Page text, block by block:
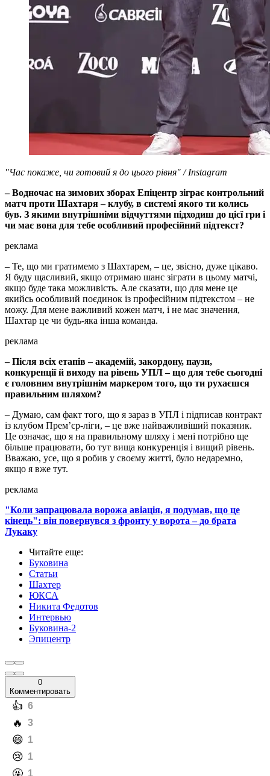
"Час покаже, чи готовий я до цього рівня" / Instagram
– Водночас на зимових зборах Епіцентр зіграє контрольний
матч проти Шахтаря – клубу, в системі якого ти колись
був. З якими внутрішніми відчуттями підходиш до цієї гри і
чи має вона для тебе особливий професійний підтекст?
реклама
– Те, що ми гратимемо з Шахтарем, – це, звісно, дуже цікаво.
Я буду щасливий, якщо отримаю шанс зіграти в цьому матчі,
якщо буде така можливість. Але сказати, що для мене це
якийсь особливий поєдинок із професійним підтекстом – не
можу. Для мене важливий кожен матч, і не має значення,
Шахтар це чи будь-яка інша команда.
реклама
– Після всіх етапів – академій, закордону, паузи,
конкуренції й виходу на рівень УПЛ – що для тебе сьогодні
є головним внутрішнім маркером того, що ти рухаєшся
правильним шляхом?
– Думаю, сам факт того, що я зараз в УПЛ і підписав контракт
із клубом Прем’єр-ліги, – це вже найважливіший показник.
Це означає, що я на правильному шляху і мені потрібно ще
більше працювати, бо тут вища конкуренція і вищий рівень.
Вважаю, усе, що я робив у своєму житті, було недаремно,
якщо я вже тут.
реклама
"Коли запрацювала ворожа авіація, я подумав, що це
кінець": він повернувся з фронту у ворота – до брата
Лукаку
Читайте еще:
Буковина
Статьи
Шахтер
ЮКСА
Никита Федотов
Интервью
Буковина-2
Эпицентр
0
Комментировать
️👍 6
️🔥 3
️😄 1
️😢 1
1